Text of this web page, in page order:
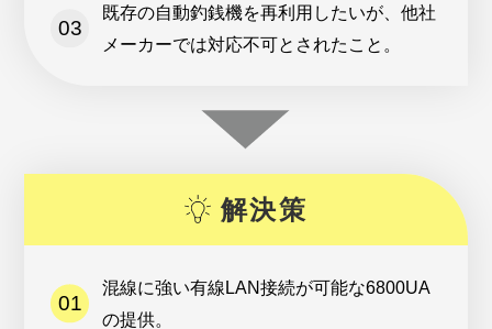
既存の自動釣銭機を再利用したいが、他社
メーカーでは対応不可とされたこと。
解決策
混線に強い有線LAN接続が可能な6800UA
の提供。